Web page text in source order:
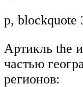
p,
Артикль the
частью
регионов: